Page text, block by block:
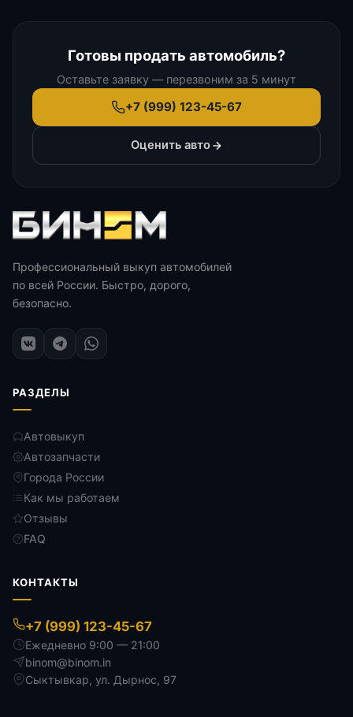
Готовы продать автомобиль?
Оставьте заявку — перезвоним за 5 минут
+7 (999) 123-45-67
Оценить авто
Профессиональный выкуп автомобилей
по всей России. Быстро, дорого,
безопасно.
РАЗДЕЛЫ
Автовыкуп
Автозапчасти
Города России
Как мы работаем
Отзывы
FAQ
КОНТАКТЫ
+7 (999) 123-45-67
Ежедневно 9:00 — 21:00
binom@binom.in
Сыктывкар, ул. Дырнос, 97